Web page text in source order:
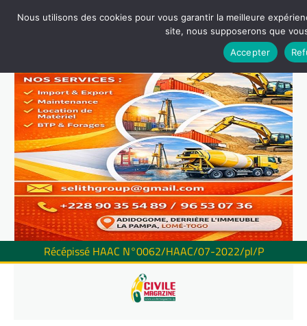
Récépissé HAAC N°0062/HAAC/07-2022/pl/P
Nous utilisons des cookies pour vous garantir la meilleure
site, nous supposerons que
Accepter